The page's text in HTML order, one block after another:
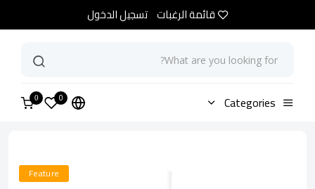
قائمة الرغبات تسجيل الدخول
Categories
0
0 الرئيسية مناكير ايسي جو جينزا
Feature